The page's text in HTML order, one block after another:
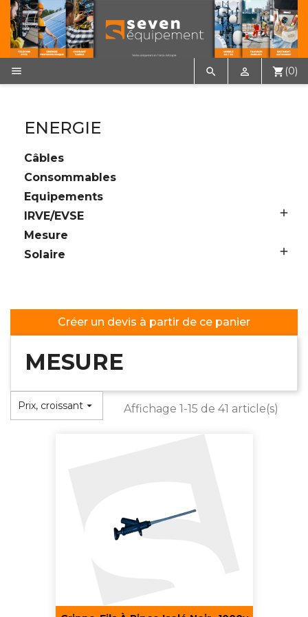
   shopping_cart (0)
ENERGIE
Câbles
Consommables
Equipements
IRVE/EVSE

Mesure
Solaire

Créer un devis à partir de ce panier
MESURE
Prix, croissant  Affichage 1-15 de 41 article(s)